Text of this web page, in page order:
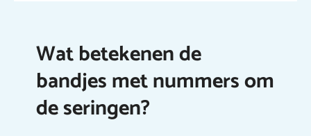
Wat betekenen de
bandjes met nummers om
de seringen?